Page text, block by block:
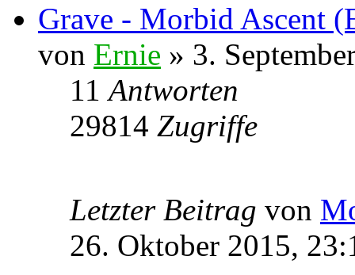
Grave - Morbid Ascent
von Ernie » 3.
11Antworten
29814 Zugriffe
Letzter Beitrag von
26. Oktober 2015,